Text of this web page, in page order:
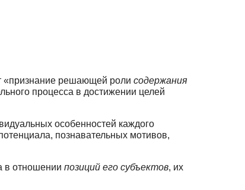
«признание решающей роли содержания
процесса в дости­жении целей
особенностей каждого
познавательных мотивов,
в отношении позиций его субъектов, их